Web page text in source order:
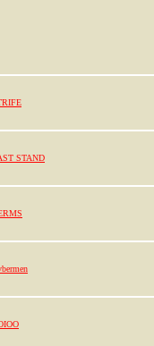
STAND